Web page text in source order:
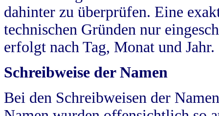
dahinter zu überprüfen. Eine
technischen Gründen nur
erfolgt nach Tag, Monat und Jahr.
Schreibweise der Namen
Bei den Schreibweisen der